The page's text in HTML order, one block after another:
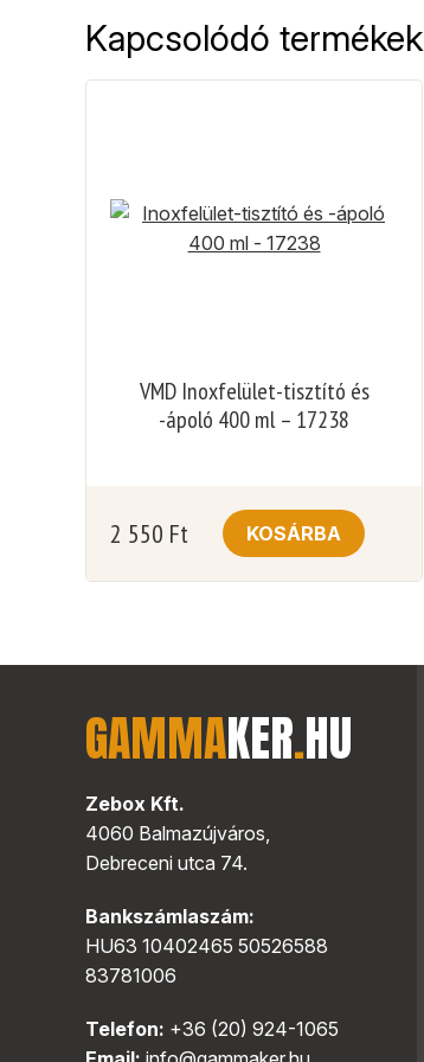
Kapcsolódó termékek
VMD Inoxfelület-tisztító és
-ápoló 400 ml – 17238
2 550 Ft KOSÁRBA
GAMMAKER.HU
Zebox Kft.
4060 Balmazújváros,
Debreceni utca 74.
Bankszámlaszám:
HU63 10402465 50526588
83781006
Telefon: +36 (20) 924-1065